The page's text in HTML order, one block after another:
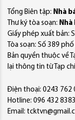
Tổng Biên tập: Nhà
Thư ký tòa soạn: Nhà
Giấy phép xuất bản:
Tòa soạn: Số 389
Bản quyền thuộc về
lại thông tin từ Tạp
Điện thoại: 0243 762
Hotline: 096 432 8383
Email: